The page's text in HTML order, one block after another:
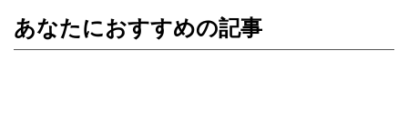
あなたにおすすめの記事